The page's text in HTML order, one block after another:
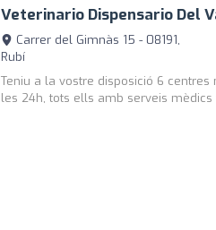
Veterinario Dispensario Del
Carrer del Gimnàs 15 - 08191,
Rubí
Teniu a la vostre disposició 6
les 24h, tots ells amb serveis